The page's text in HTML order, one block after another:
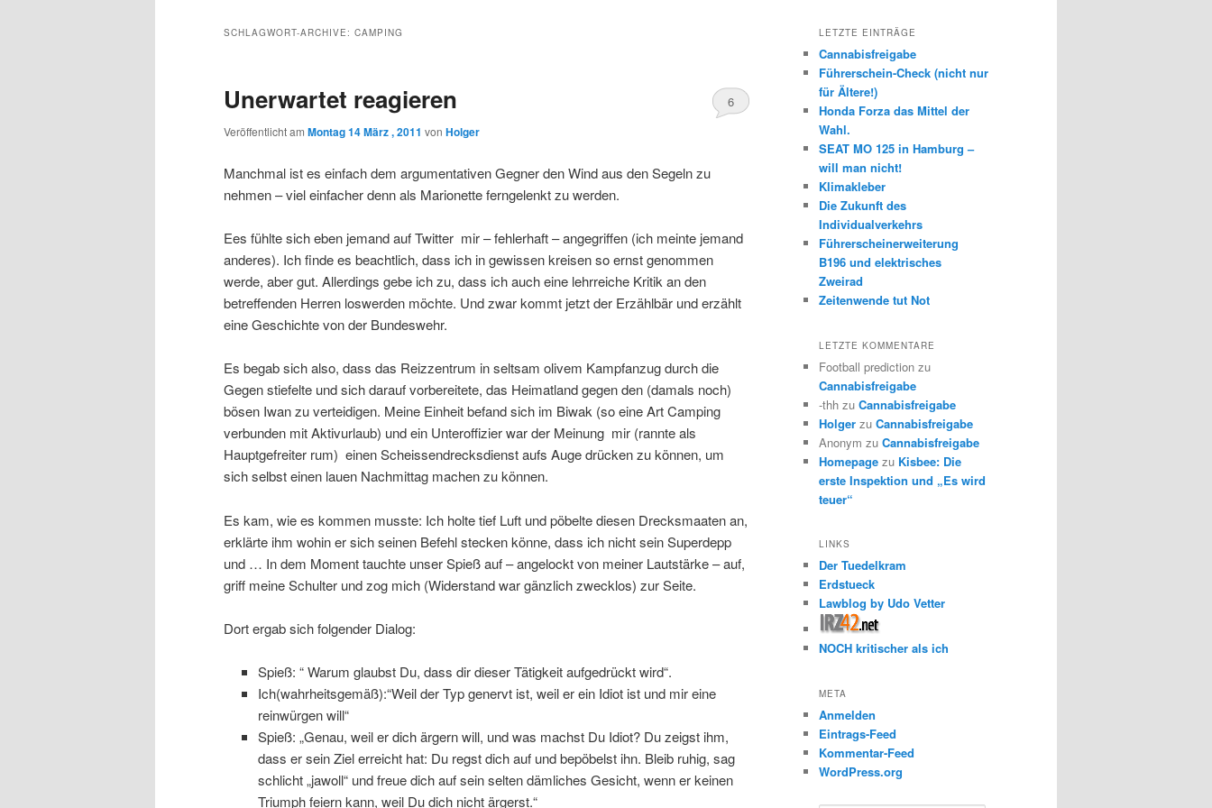
wechseln
SCHLAGWORT-ARCHIVE: CAMPING
Unerwartet reagieren
Veröffentlicht am Montag 14 März , 2011 von Holger
6
Manchmal ist es einfach dem argumentativen Gegner den Wind aus den Segeln zu
nehmen – viel einfacher denn als Marionette ferngelenkt zu werden.
Ees fühlte sich eben jemand auf Twitter mir – fehlerhaft – angegriffen (ich meinte jemand
anderes). Ich finde es beachtlich, dass ich in gewissen kreisen so ernst genommen
werde, aber gut. Allerdings gebe ich zu, dass ich auch eine lehrreiche Kritik an den
betreffenden Herren loswerden möchte. Und zwar kommt jetzt der Erzählbär und erzählt
eine Geschichte von der Bundeswehr.
Es begab sich also, dass das Reizzentrum in seltsam olivem Kampfanzug durch die
Gegen stiefelte und sich darauf vorbereitete, das Heimatland gegen den (damals noch)
bösen Iwan zu verteidigen. Meine Einheit befand sich im Biwak (so eine Art Camping
verbunden mit Aktivurlaub) und ein Unteroffizier war der Meinung mir (rannte als
Hauptgefreiter rum) einen Scheissendrecksdienst aufs Auge drücken zu können, um
sich selbst einen lauen Nachmittag machen zu können.
Es kam, wie es kommen musste: Ich holte tief Luft und pöbelte diesen Drecksmaaten an,
erklärte ihm wohin er sich seinen Befehl stecken könne, dass ich nicht sein Superdepp
und … In dem Moment tauchte unser Spieß auf – angelockt von meiner Lautstärke – auf,
griff meine Schulter und zog mich (Widerstand war gänzlich zwecklos) zur Seite.
Dort ergab sich folgender Dialog:
Spieß: “ Warum glaubst Du, dass dir dieser Tätigkeit aufgedrückt wird“.
Ich(wahrheitsgemäß):“Weil der Typ genervt ist, weil er ein Idiot ist und mir eine
reinwürgen will“
Spieß: „Genau, weil er dich ärgern will, und was machst Du Idiot? Du zeigst ihm,
dass er sein Ziel erreicht hat: Du regst dich auf und bepöbelst ihn. Bleib ruhig, sag
schlicht „jawoll“ und freue dich auf sein selten dämliches Gesicht, wenn er keinen
Triumph feiern kann, weil Du dich nicht ärgerst.“
LETZTE EINTRÄGE
Cannabisfreigabe
Führerschein-Check (nicht nur
für Ältere!)
Honda Forza das Mittel der
Wahl.
SEAT MO 125 in Hamburg –
will man nicht!
Klimakleber
Die Zukunft des
Individualverkehrs
Führerscheinerweiterung
B196 und elektrisches
Zweirad
Zeitenwende tut Not
LETZTE KOMMENTARE
Football prediction zu
Cannabisfreigabe
-thh zu Cannabisfreigabe
Holger zu Cannabisfreigabe
Anonym zu Cannabisfreigabe
Homepage zu Kisbee: Die
erste Inspektion und „Es wird
teuer“
LINKS
Der Tuedelkram
Erdstueck
Lawblog by Udo Vetter
NOCH kritischer als ich
META
Anmelden
Eintrags-Feed
Kommentar-Feed
WordPress.org